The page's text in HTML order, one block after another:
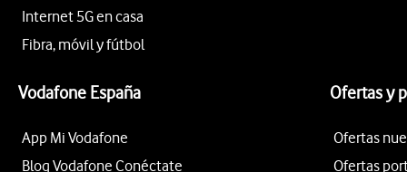
Internet 5G en casa
Fibra, móvil y fútbol
Vodafone España
App Mi Vodafone
Blog Vodafone Conéctate
Ofertas y
Ofertas
Ofertas